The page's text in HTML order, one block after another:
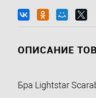
ОПИСАНИЕ
Бра Lightstar